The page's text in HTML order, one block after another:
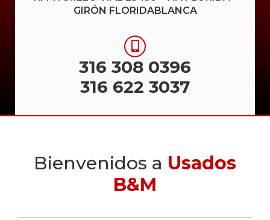
GIRÓN FLORIDABLANCA
316 308 0396
316 622 3037
Bienvenidos a Usados
B&M